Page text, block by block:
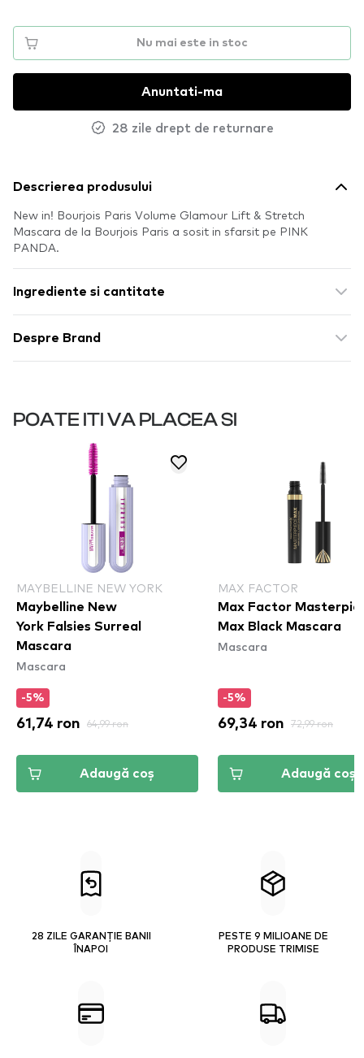
Nu mai este in stoc
Anuntati-ma
28 zile drept de returnare
Descrierea produsului
New in! Bourjois Paris Volume Glamour Lift & Stretch
Mascara de la Bourjois Paris a sosit in sfarsit pe PINK
PANDA.
Ingrediente si cantitate
Despre Brand
POATE ITI VA PLACEA SI
MAYBELLINE NEW YORK
Maybelline New
York Falsies Surreal
Mascara
Mascara
-5%
61,74 ron 64,99 ron
Adaugă coș
MAX FACTOR
Max Factor
Max Black Mascara
Mascara
-5%
69,34 ron 72,99 ron
Adaugă coș
28 ZILE GARANȚIE BANII
ÎNAPOI
PESTE 9 MILIOANE DE
PRODUSE TRIMISE